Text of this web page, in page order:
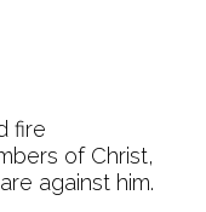
fire
of Christ,
against him.